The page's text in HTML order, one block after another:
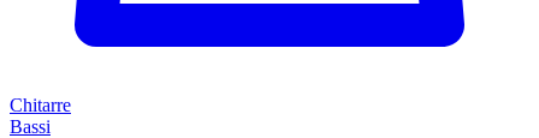
Chitarre
Bassi